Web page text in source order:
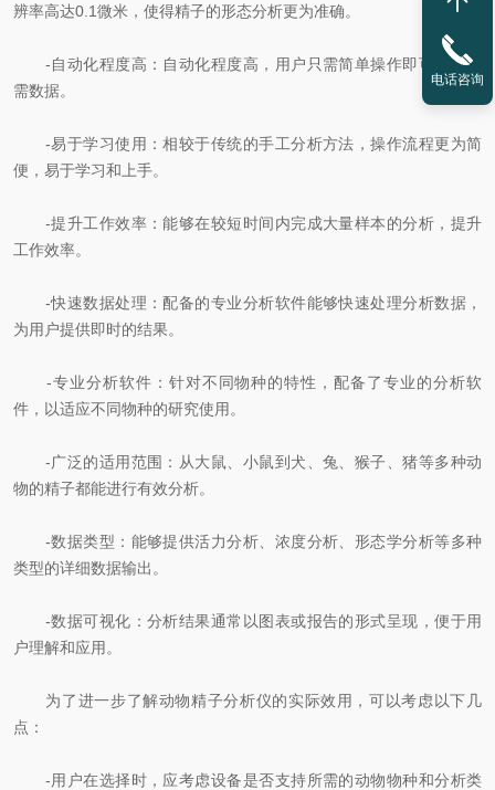
辨率高达0.1微米，使得精子的形态分析更为准确。
-自动化程度高：自动化程度高，用户只需简单操作即可获得所
需数据。
-易于学习使用：相较于传统的手工分析方法，操作流程更为简
便，易于学习和上手。
-提升工作效率：能够在较短时间内完成大量样本的分析，提升
工作效率。
-快速数据处理：配备的专业分析软件能够快速处理分析数据，
为用户提供即时的结果。
-专业分析软件：针对不同物种的特性，配备了专业的分析软
件，以适应不同物种的研究使用。
-广泛的适用范围：从大鼠、小鼠到犬、兔、猴子、猪等多种动
物的精子都能进行有效分析。
-数据类型：能够提供活力分析、浓度分析、形态学分析等多种
类型的详细数据输出。
-数据可视化：分析结果通常以图表或报告的形式呈现，便于用
户理解和应用。
为了进一步了解动物精子分析仪的实际效用，可以考虑以下几
点：
-用户在选择时，应考虑设备是否支持所需的动物物种和分析类
电话咨询